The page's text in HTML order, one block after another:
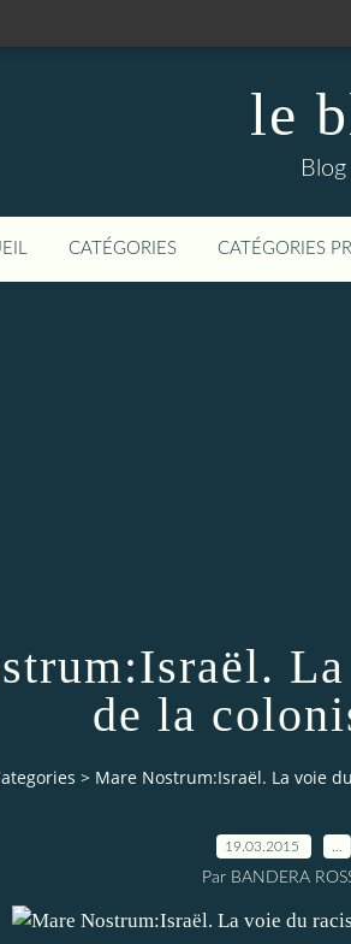
le
CATÉGORIES CATÉGORIES
de la
> Mare Nostrum:Israël. La voie
19.03.2015
Par BANDERA